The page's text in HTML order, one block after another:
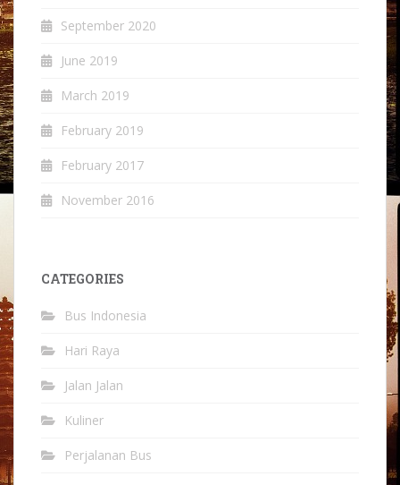
September 2020
June 2019
March 2019
February 2019
February 2017
November 2016
CATEGORIES
Bus Indonesia
Hari Raya
Jalan Jalan
Kuliner
Perjalanan Bus